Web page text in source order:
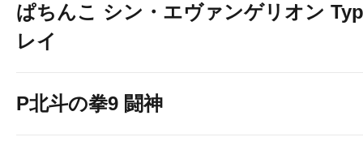
ぱちんこ シン・エヴァンゲリオン
レイ
P北斗の拳9 闘神